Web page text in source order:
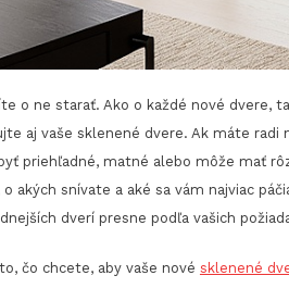
o ne starať. Ako o každé nové dvere,
aj vaše sklenené dvere. Ak máte
priehľadné, matné alebo môže mať
akých snívate a aké sa vám najviac
dverí presne podľa vašich
čo chcete, aby vaše nové sklenené